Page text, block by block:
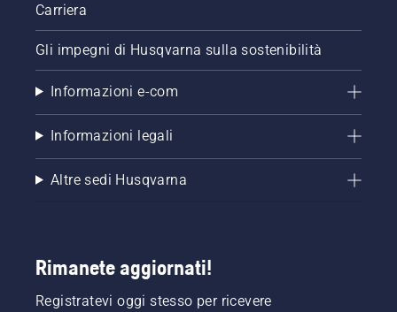
Carriera
Gli impegni di Husqvarna sulla sostenibilità
Informazioni e-com
Informazioni legali
Altre sedi Husqvarna
Rimanete aggiornati!
Registratevi oggi stesso per ricevere